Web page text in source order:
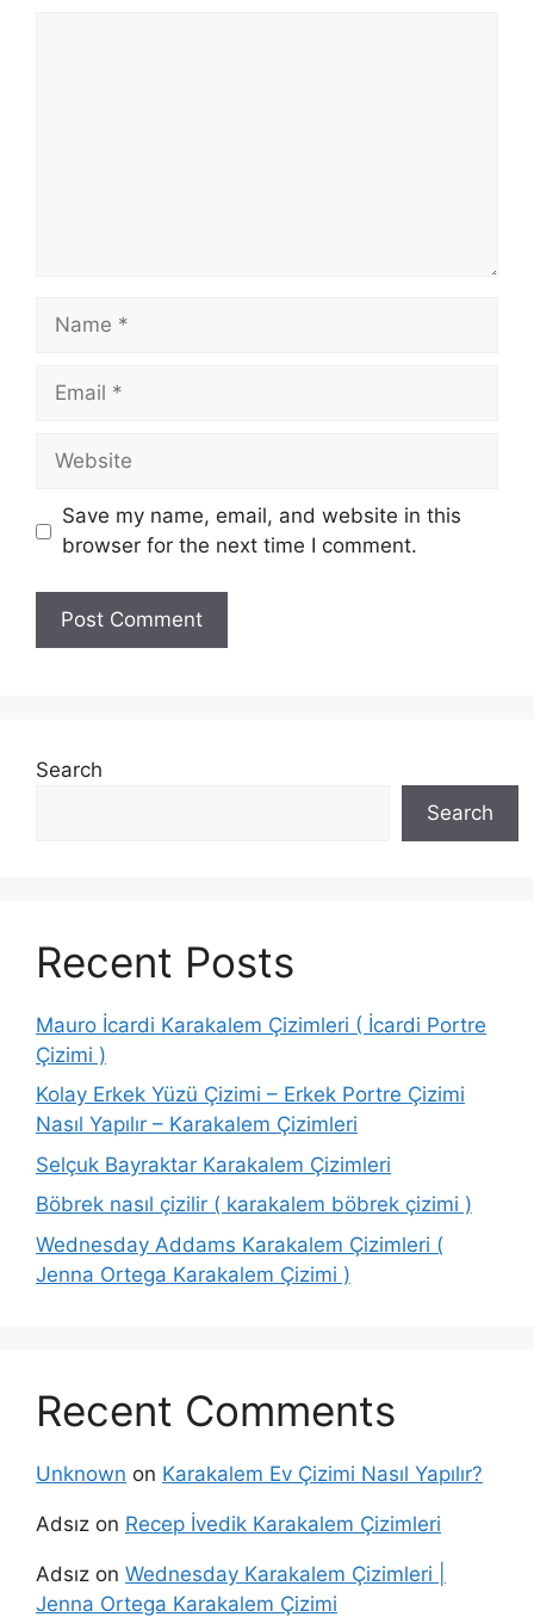
Name
Email
Website
Save my name, email, and website in this
browser for the next time I comment.
Search
Search
Recent Posts
Mauro İcardi Karakalem Çizimleri ( İcardi Portre
Çizimi )
Kolay Erkek Yüzü Çizimi – Erkek Portre Çizimi
Nasıl Yapılır – Karakalem Çizimleri
Selçuk Bayraktar Karakalem Çizimleri
Böbrek nasıl çizilir ( karakalem böbrek çizimi )
Wednesday Addams Karakalem Çizimleri (
Jenna Ortega Karakalem Çizimi )
Recent Comments
Unknown on Karakalem Ev Çizimi Nasıl Yapılır?
Adsız on Recep İvedik Karakalem Çizimleri
Adsız on Wednesday Karakalem Çizimleri |
Jenna Ortega Karakalem Çizimi